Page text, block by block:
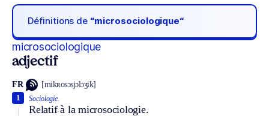
Définitions de “microsociologique“
microsociologique
adjectif
FR [mikʀosɔsjɔlɔʒik]
Sociologie.
Relatif à la microsociologie.
1